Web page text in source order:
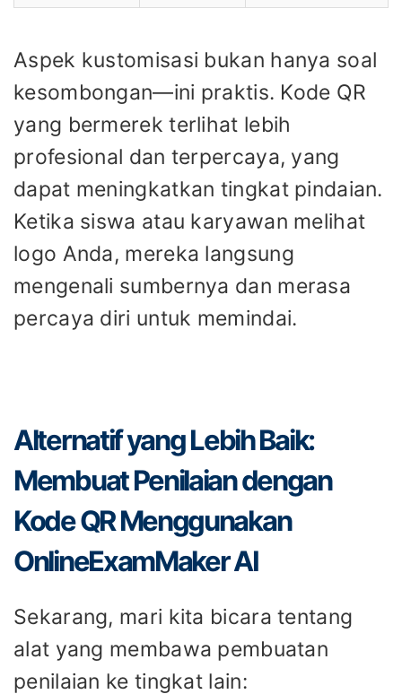
Aspek kustomisasi bukan hanya soal
kesombongan—ini praktis. Kode QR
yang bermerek terlihat lebih
profesional dan terpercaya, yang
dapat meningkatkan tingkat pindaian.
Ketika siswa atau karyawan melihat
logo Anda, mereka langsung
mengenali sumbernya dan merasa
percaya diri untuk memindai.
Alternatif yang Lebih Baik:
Membuat Penilaian dengan
Kode QR Menggunakan
OnlineExamMaker AI
Sekarang, mari kita bicara tentang
alat yang membawa pembuatan
penilaian ke tingkat lain: